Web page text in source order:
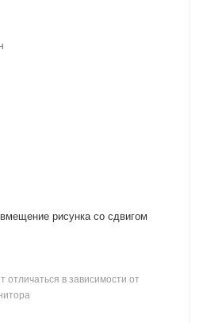
рисунка со сдвигом
отличаться в зависимости от